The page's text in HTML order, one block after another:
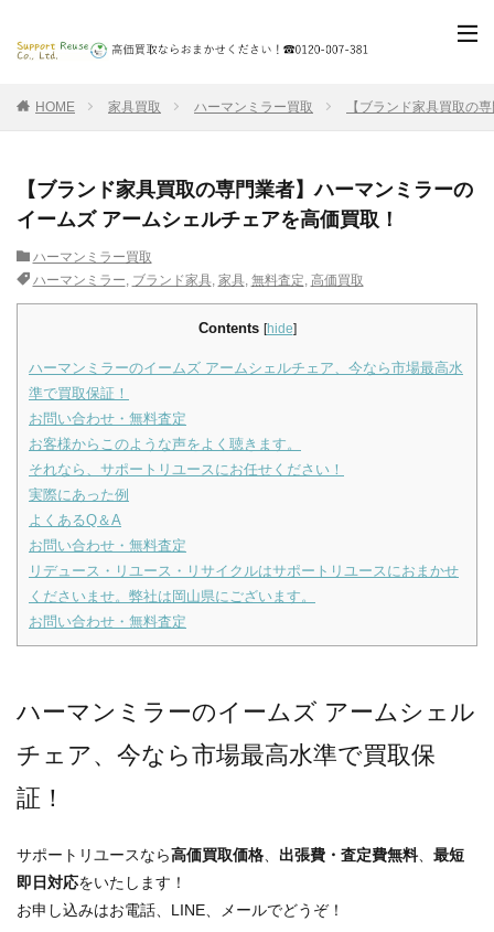
HOME 家具買取 ハーマンミラー買取 【ブランド家具買取の
【ブランド家具買取の専門業者】ハーマンミラーの
イームズ アームシェルチェアを高価買取！
ハーマンミラー買取
ハーマンミラー, ブランド家具, 家具, 無料査定, 高価買取
Contents [hide]
ハーマンミラーのイームズ アームシェルチェア、今なら市場最高水
準で買取保証！
お問い合わせ・無料査定
お客様からこのような声をよく聴きます。
それなら、サポートリユースにお任せください！
実際にあった例
よくあるQ＆A
お問い合わせ・無料査定
リデュース・リユース・リサイクルはサポートリユースにおまかせ
くださいませ。弊社は岡山県にございます。
お問い合わせ・無料査定
ハーマンミラーのイームズ アームシェル
チェア、今なら市場最高水準で買取保
証！
サポートリユースなら高価買取価格 出張費・査定費無料、 最短
即日対応をいたします！
お申し込みはお電話、LINE、メールでどうぞ！